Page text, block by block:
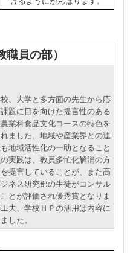
員の部）
、大学と多方面の先生から応
題に目を向けた提言性のある
業科食品文化コースの特色を
ました。地域や産業界との連
地域活性化の一助となること
実践は、教員多忙化解消の方
提言していることが、また高
ネス研究部の生徒がコンサル
とが評価され優秀賞となりま
夫、学校ＨＰの活用は内容に
した。